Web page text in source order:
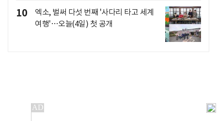
10
엑소, 벌써 다섯 번째 '사다리 타고 세계
여행'…오늘(4일) 첫 공개